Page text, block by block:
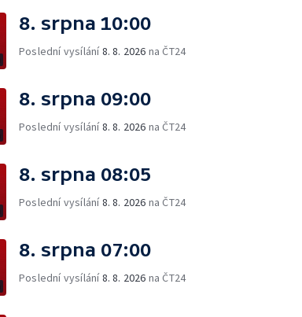
8. srpna 10:00
Poslední vysílání8. 8. 2026 na ČT24
8. srpna 09:00
Poslední vysílání8. 8. 2026 na ČT24
8. srpna 08:05
Poslední vysílání8. 8. 2026 na ČT24
8. srpna 07:00
Poslední vysílání8. 8. 2026 na ČT24